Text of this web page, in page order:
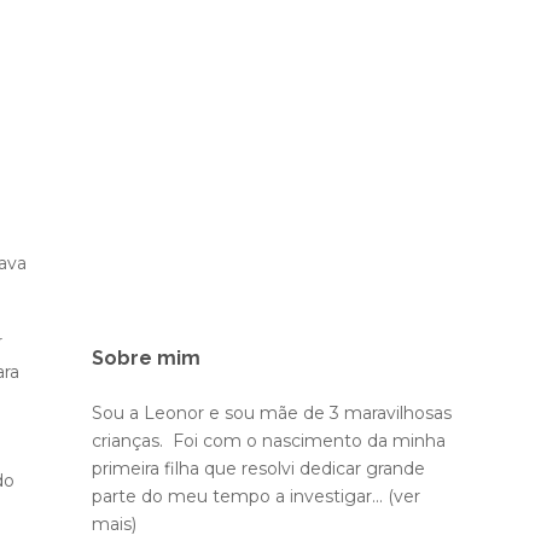
Sobre mim
Sou a Leonor e sou mãe de 3 maravilhosas
crianças. Foi com o nascimento da minha
primeira filha que resolvi dedicar grande
parte do meu tempo a investigar... (ver
mais)